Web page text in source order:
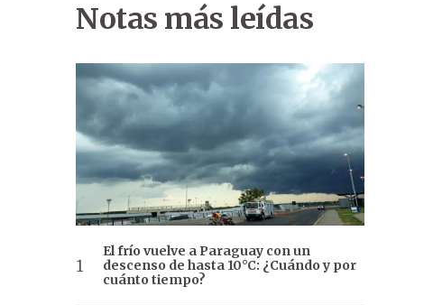
Notas más leídas
El frío vuelve a Paraguay con un
descenso de hasta 10°C: ¿Cuándo y por
cuánto tiempo?